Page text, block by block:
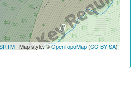
SRTM | Map style: ©OpenTopoMap (CC-BY-SA)